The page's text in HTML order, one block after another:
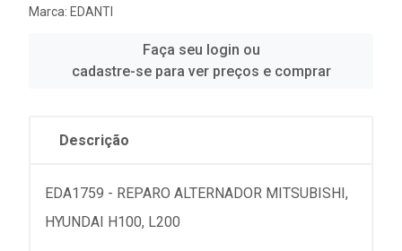
Marca: EDANTI
Faça seu login ou
cadastre-se para ver preços e comprar
Descrição
EDA1759 - REPARO ALTERNADOR MITSUBISHI,
HYUNDAI H100, L200